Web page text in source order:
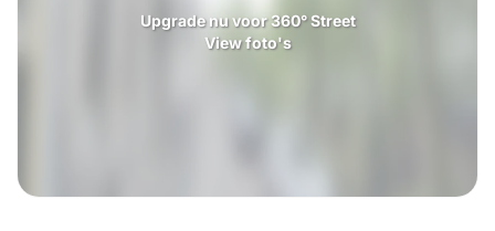
Upgrade nu voor 360° Street
View foto's